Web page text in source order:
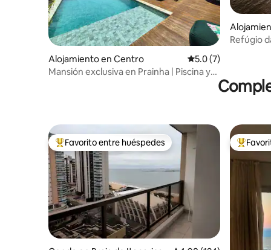
Alojamiento en Centro Calificación
5.0 (7)
Mansión exclusiva en Prainha | Piscina y
Refúgio
Favorito entre huéspedes preferido
Favorito entre huéspedes